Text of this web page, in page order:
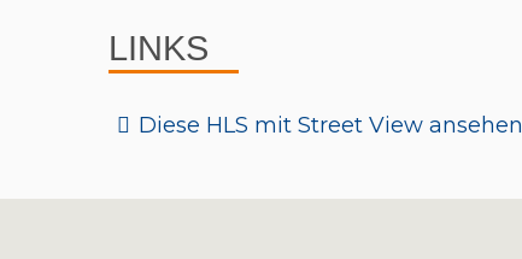
LINKS
Diese HLS mit Street View ansehen